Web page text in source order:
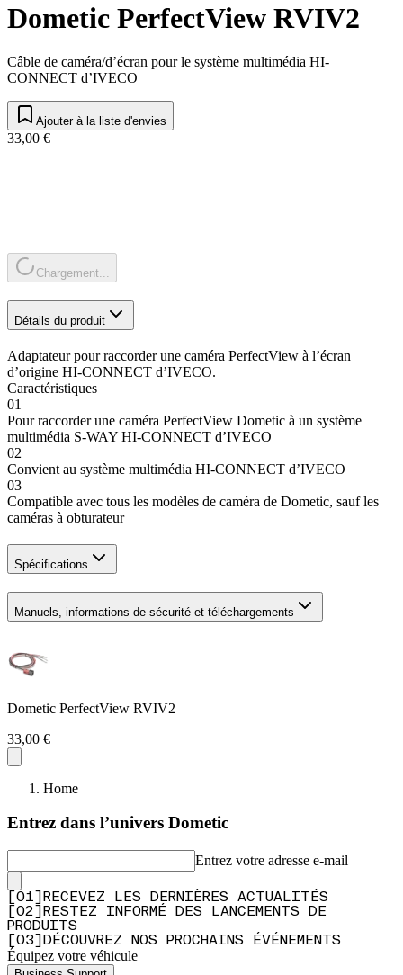
Dometic PerfectView RVIV2
Câble de caméra/d’écran pour le système multimédia HI-
CONNECT d’IVECO
Ajouter à la liste d'envies
33,00 €
Chargement...
Détails du produit
Adaptateur pour raccorder une caméra PerfectView à l’écran
d’origine HI-CONNECT d’IVECO.
Caractéristiques
01
Pour raccorder une caméra PerfectView Dometic à un système
multimédia S-WAY HI-CONNECT d’IVECO
02
Convient au système multimédia HI-CONNECT d’IVECO
03
Compatible avec tous les modèles de caméra de Dometic, sauf les
caméras à obturateur
Spécifications
Manuels, informations de sécurité et téléchargements
Dometic PerfectView RVIV2
33,00 €
Home
Entrez dans l’univers Dometic
Entrez votre adresse e-mail
01
RECEVEZ LES DERNIÈRES ACTUALITÉS
02
RESTEZ INFORMÉ DES LANCEMENTS DE
PRODUITS
03 DÉCOUVREZ NOS PROCHAINS ÉVÉNEMENTS
Équipez votre véhicule